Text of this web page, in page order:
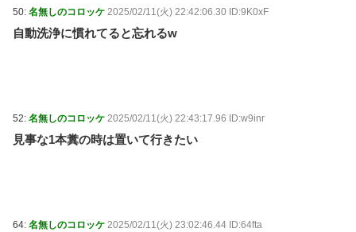
50: 名無しのコロッケ 2025/02/11(火) 22:42:06.30 ID:9K0xF
自動洗浄に慣れてると忘れるw
52: 名無しのコロッケ 2025/02/11(火) 22:43:17.96 ID:w9inr
見事な1本糞の時は置いて行きたい
64: 名無しのコロッケ 2025/02/11(火) 23:02:46.44 ID:64fta